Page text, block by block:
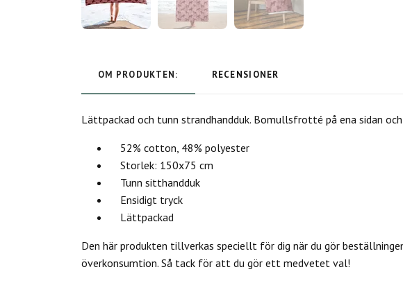
OM PRODUKTEN: RECENSIONER
Lättpackad och tunn strandhandduk. Bomullsfrotté på ena sidan
52% cotton, 48% polyester
Storlek: 150x75 cm
Tunn sitthandduk
Ensidigt tryck
Lättpackad
Den här produkten tillverkas speciellt för dig när du gör
överkonsumtion. Så tack för att du gör ett medvetet val!